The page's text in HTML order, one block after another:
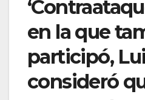
en la que
participó,
consideró